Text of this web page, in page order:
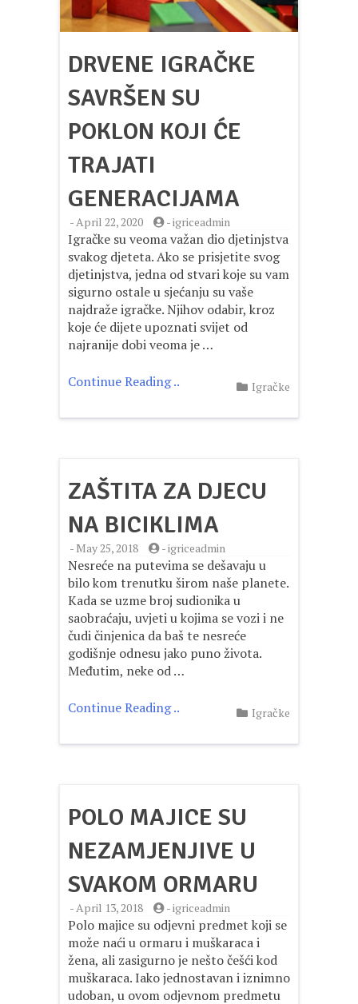
DRVENE IGRAČKE
SAVRŠEN SU
POKLON KOJI ĆE
TRAJATI
GENERACIJAMA
-April 22, 2020 -igriceadmin
Igračke su veoma važan dio djetinjstva
svakog djeteta. Ako se prisjetite svog
djetinjstva, jedna od stvari koje su vam
sigurno ostale u sjećanju su vaše
najdraže igračke. Njihov odabir, kroz
koje će dijete upoznati svijet od
najranije dobi veoma je …
Continue Reading .. Igračke
ZAŠTITA ZA DJECU
NA BICIKLIMA
- May 25, 2018 -igriceadmin
Nesreće na putevima se dešavaju u
bilo kom trenutku širom naše planete.
Kada se uzme broj sudionika u
saobraćaju, uvjeti u kojima se vozi i ne
čudi činjenica da baš te nesreće
godišnje odnesu jako puno života.
Međutim, neke od …
Continue Reading .. Igračke
POLO MAJICE SU
NEZAMJENJIVE U
SVAKOM ORMARU
-April 13, 2018 -igriceadmin
Polo majice su odjevni predmet koji se
može naći u ormaru i muškaraca i
žena, ali zasigurno je nešto češći kod
muškaraca. Iako jednostavan i iznimno
udoban, u ovom odjevnom predmetu